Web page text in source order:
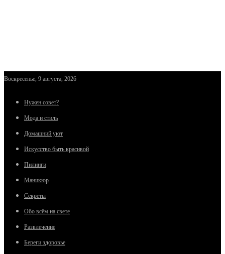
Воскресенье, 9 августа, 2026
Нужен совет?
Мода и стиль
Домашний уют
Искусство быть красивой
Пилинги
Маникюр
Секреты
Обо всём на свете
Развлечение
Береги здоровье